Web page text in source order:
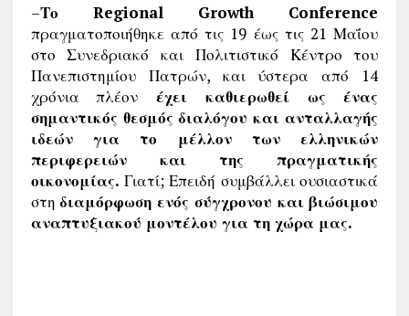
–Το Regional Growth Conference
πραγματοποιήθηκε από τις 19 έως τις 21 Μαΐου
στο Συνεδριακό και Πολιτιστικό Κέντρο του
Πανεπιστημίου Πατρών, και ύστερα από 14
χρόνια πλέον έχει καθιερωθεί ως ένας
σημαντικός θεσμός διαλόγου και ανταλλαγής
ιδεών για το μέλλον των ελληνικών
περιφερειών και της πραγματικής
οικονομίας. Γιατί; Επειδή συμβάλλει ουσιαστικά
στηδιαμόρφωση ενός σύγχρονου και βιώσιμου
αναπτυξιακού μοντέλου για τη χώρα μας.